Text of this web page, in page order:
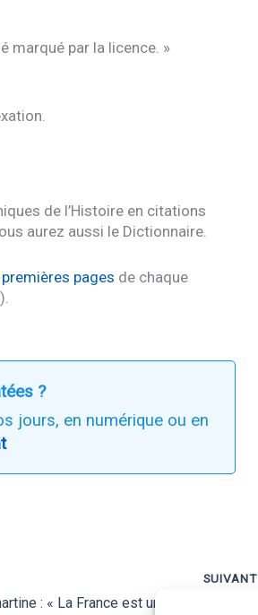
marqué par la licence. »
de l’Histoire en citations
aurez aussi le Dictionnaire.
pages de chaque
?
jours, en numérique ou en
SUIVANT